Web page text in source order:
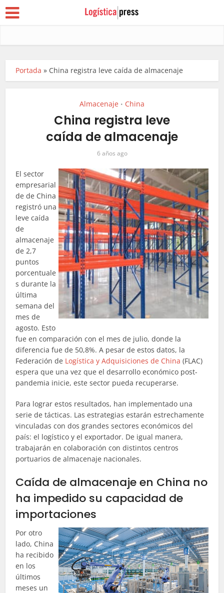
Portada » China registra leve caída de almacenaje
Almacenaje • China
China registra leve
caída de almacenaje
6 años ago
El sector
empresarial
de de China
registró una
leve caída
de
almacenaje
de 2,7
puntos
porcentuale
s durante la
última
semana del
mes de
agosto. Esto
fue en comparación con el mes de julio, donde la
diferencia fue de 50,8%. A pesar de estos datos, la
Federación de Logística y Adquisiciones de China(FLAC)
espera que una vez que el desarrollo económico post-
pandemia inicie, este sector pueda recuperarse.
Para lograr estos resultados, han implementado una
serie de tácticas. Las estrategias estarán estrechamente
vinculadas con dos grandes sectores económicos del
país: el logístico y el exportador. De igual manera,
trabajarán en colaboración con distintos centros
portuarios de almacenaje nacionales.
Caída de almacenaje en China no
ha impedido su capacidad de
importaciones
Por otro
lado, China
ha recibido
en los
últimos
meses un